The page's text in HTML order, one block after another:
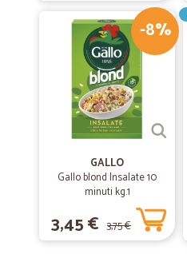
-8%
GALLO
Gallo blond Insalate 10
minuti kg.1
3,45 € 3,75 €